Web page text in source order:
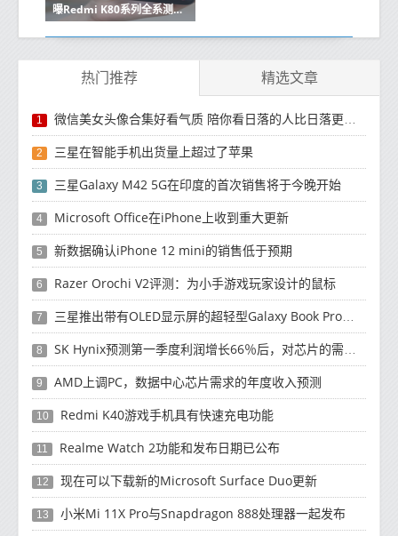
曝Redmi K80系列全系测试2K纯直屏 网友：1.5K就够了
热门推荐 精选文章
1 微信美女头像合集好看气质 陪你看日落的人比日落更浪漫
2 三星在智能手机出货量上超过了苹果
3 三星Galaxy M42 5G在印度的首次销售将于今晚开始
4 Microsoft Office在iPhone上收到重大更新
5 新数据确认iPhone 12 mini的销售低于预期
6 Razer Orochi V2评测：为小手游戏玩家设计的鼠标
7 三星推出带有OLED显示屏的超轻型Galaxy Book Pro和Galaxy Book Pro 360笔记本电脑
8 SK Hynix预测第一季度利润增长66％后，对芯片的需求将增强
9 AMD上调PC，数据中心芯片需求的年度收入预测
10 Redmi K40游戏手机具有快速充电功能
11 Realme Watch 2功能和发布日期已公布
12 现在可以下载新的Microsoft Surface Duo更新
13 小米Mi 11X Pro与Snapdragon 888处理器一起发布